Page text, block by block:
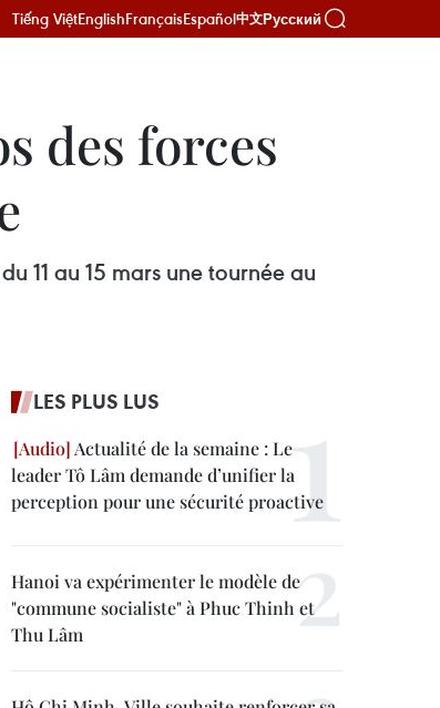
Tiếng ViệtEnglishFrançaisEspañol中文Русский
des forces
11 au 15 mars une tournée au
LES PLUS LUS
Actualité de la semaine : Le
leader Tô Lâm demande d’unifier la
perception pour une sécurité proactive
Hanoi va expérimenter le modèle de
"commune socialiste" à Phuc Thinh et
Thu Lâm